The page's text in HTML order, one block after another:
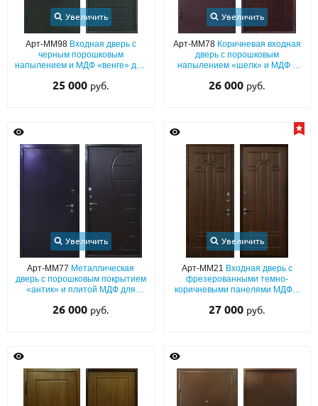
Увеличить
Арт-ММ98 Входная дверь с
черным порошковым
напылением и МДФ «венге» для
25 000 руб.
Увеличить
Арт-ММ78 Коричневая входная
дверь с порошковым
напылением «шелк» и МДФ с
26 000 руб.
Увеличить
Арт-ММ77 Металлическая
дверь с порошковым покрытием
«антик» и плитой МДФ для
26 000 руб.
Увеличить
Арт-ММ21 Входная дверь с
фрезерованными темно-
коричневыми панелями МДФ с
27 000 руб.